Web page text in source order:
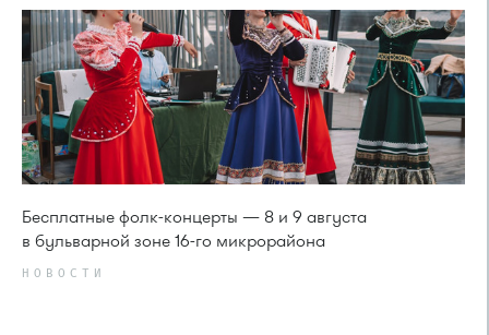
Бесплатные фолк-концерты — 8 и 9 августа
в бульварной зоне 16-го микрорайона
НОВОСТИ